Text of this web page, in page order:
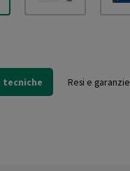
tecniche Resi e garanzie